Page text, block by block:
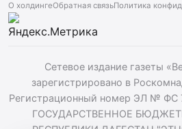
О холдингеОбратная связьПолитика
Сетевое издание газеты
зарегистрировано в
Регистрационный номер ЭЛ № ФС
ГОСУДАРСТВЕННОЕ